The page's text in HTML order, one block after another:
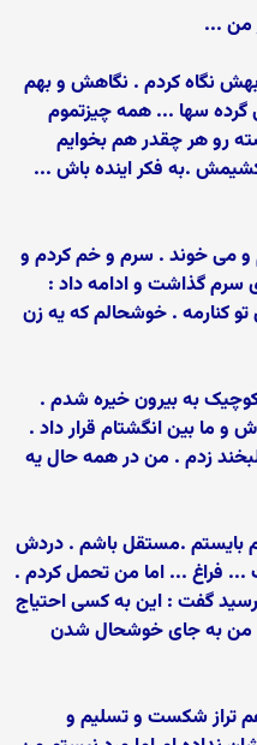
من ...
نگاه کردم . نگاهش و بهم
سها ... همه چیزتموم
رو هر چقدر هم بخوایم
.به فکر اینده باش ...
و می خوند . سرم و خم کردم و
گذاشت و ادامه داد :
کنارمه . خوشحالم که یه زن
به بیرون خیره شدم .
ما بین انگشتام قرار داد .
زدم . من در همه حال یه
بایستم .مستقل باشم . دردش
فراغ ... اما من تحمل کردم .
گفت : این به کسی احتیاج
من به جای خوشحال شدن
تراز شکست و تسلیم و